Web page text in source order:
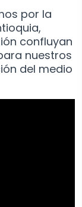
por la
confluyan
nuestros
del medio